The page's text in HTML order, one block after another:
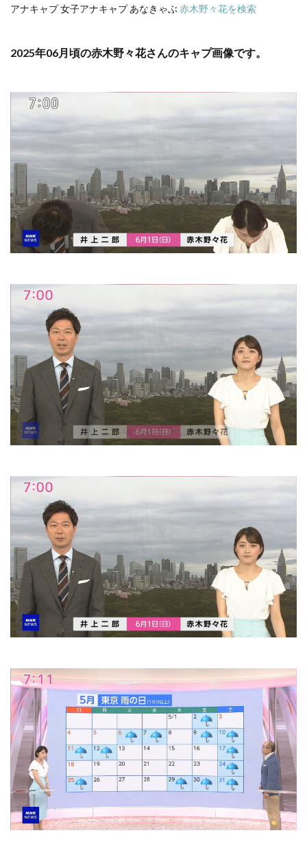
アナキャプ 女子アナキャプ あなきゃぶ 赤木野々花を検索
2025年06月頃の赤木野々花さんのキャプ画像です。